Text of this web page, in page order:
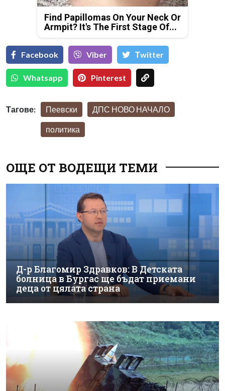
Find Papillomas On Your Neck Or
Armpit? It's The First Stage Of...
Facebook Viber Тwitter
Whatsapp Pinterest
Тагове: Пеевски ДПС НОВО НАЧАЛО
политика
ОЩЕ ОТ ВОДЕЩИ ТЕМИ
Д-р Благомир Здравков: В Детската
болница в Бургас ще бъдат приемани
деца от цялата страна